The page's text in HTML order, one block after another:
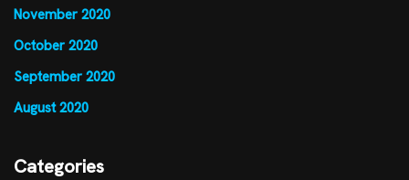
November 2020
October 2020
September 2020
August 2020
Categories